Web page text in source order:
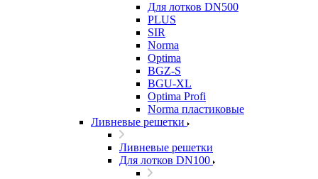
Для лотков DN500
PLUS
SIR
Norma
Optima
BGZ-S
BGU-XL
Optima Profi
Norma пластиковые
Ливневые решетки
Ливневые решетки
Для лотков DN100